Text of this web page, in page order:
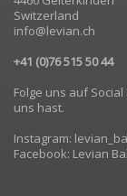
Switzerland
info@levian.ch
+41 (0)76 515 50 44
Folge uns auf
uns hast.
Instagram:
Facebook: Levian